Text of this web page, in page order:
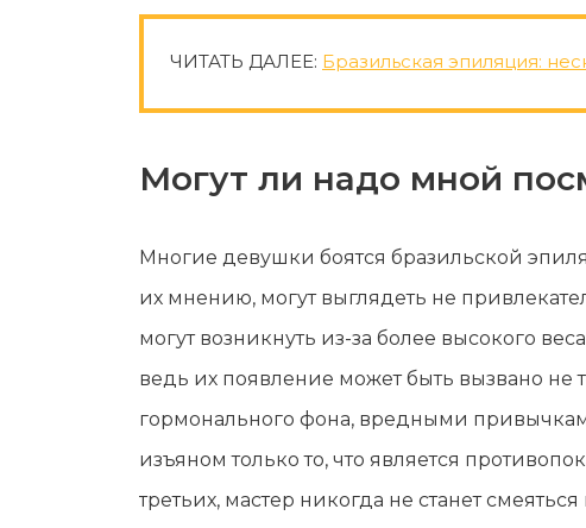
ЧИТАТЬ ДАЛЕЕ: Бразильская эпиляция:
Могут ли надо мной
Многие девушки боятся бразильской
их мнению, могут выглядеть не
могут возникнуть из-за более высокого
ведь их появление может быть вызвано
гормонального фона, вредными
изъяном только то, что является
третьих, мастер никогда не станет